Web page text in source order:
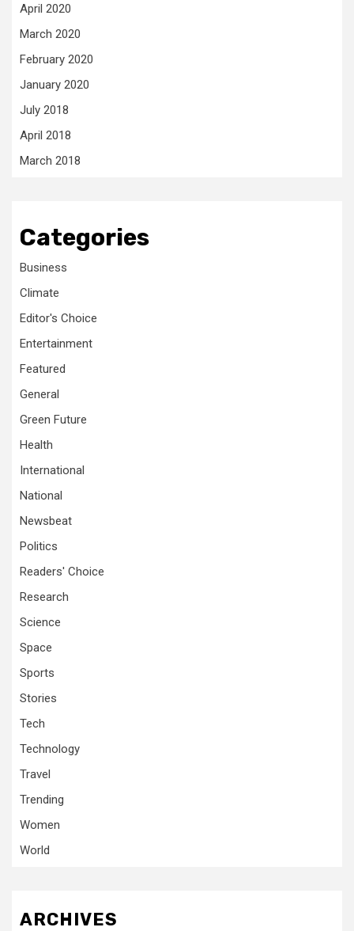
April 2020
March 2020
February 2020
January 2020
July 2018
April 2018
March 2018
Categories
Business
Climate
Editor's Choice
Entertainment
Featured
General
Green Future
Health
International
National
Newsbeat
Politics
Readers' Choice
Research
Science
Space
Sports
Stories
Tech
Technology
Travel
Trending
Women
World
ARCHIVES